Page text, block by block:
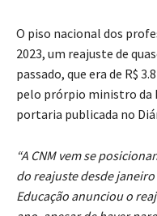
O piso nacional dos
2023, um reajuste de
passado, que era de R$
pelo prórpio ministro da
portaria publicada no
“A CNM vem se
do reajuste desde
Educação anunciou o